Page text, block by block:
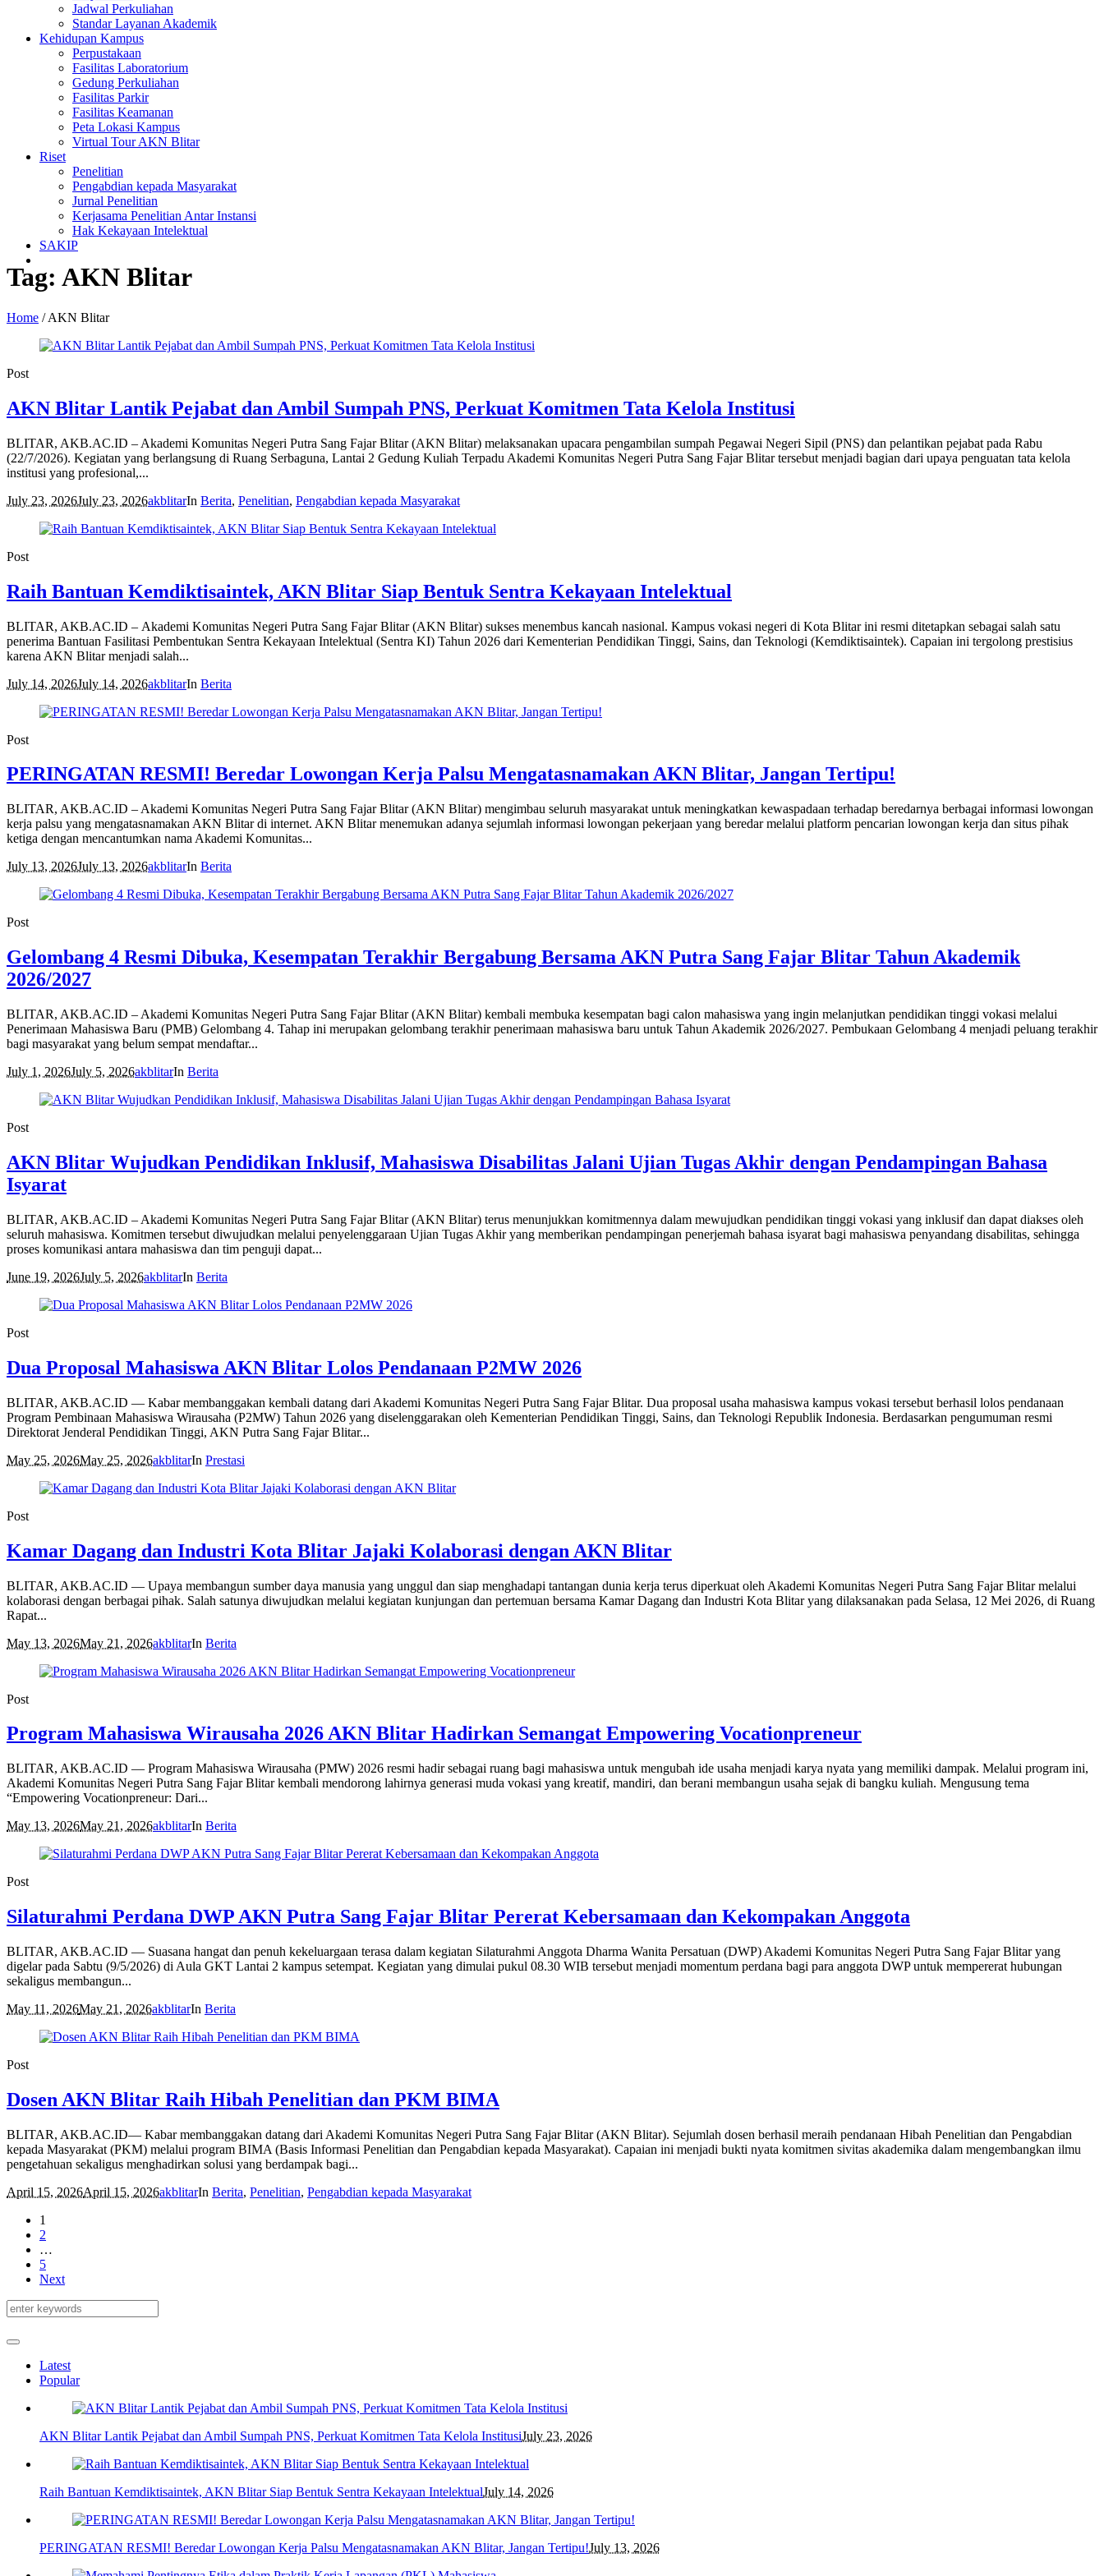
Jadwal Perkuliahan
Standar Layanan Akademik
Kehidupan Kampus
Perpustakaan
Fasilitas Laboratorium
Gedung Perkuliahan
Fasilitas Parkir
Fasilitas Keamanan
Peta Lokasi Kampus
Virtual Tour AKN Blitar
Riset
Penelitian
Pengabdian kepada Masyarakat
Jurnal Penelitian
Kerjasama Penelitian Antar Instansi
Hak Kekayaan Intelektual
SAKIP
Tag: AKN Blitar
Home /AKN Blitar
Post
AKN Blitar Lantik Pejabat dan Ambil Sumpah PNS, Perkuat Komitmen Tata Kelola Institusi
BLITAR, AKB.AC.ID – Akademi Komunitas Negeri Putra Sang Fajar Blitar (AKN Blitar) melaksanakan upacara pengambilan sumpah Pegawai Negeri Sipil (PNS) dan pelantikan pejabat pada Rabu
(22/7/2026). Kegiatan yang berlangsung di Ruang Serbaguna, Lantai 2 Gedung Kuliah Terpadu Akademi Komunitas Negeri Putra Sang Fajar Blitar tersebut menjadi bagian dari upaya penguatan tata kelola
institusi yang profesional,...
July 23, 2026July 23, 2026akblitarIn Berita, Penelitian, Pengabdian kepada Masyarakat
Post
Raih Bantuan Kemdiktisaintek, AKN Blitar Siap Bentuk Sentra Kekayaan Intelektual
BLITAR, AKB.AC.ID – Akademi Komunitas Negeri Putra Sang Fajar Blitar (AKN Blitar) sukses menembus kancah nasional. Kampus vokasi negeri di Kota Blitar ini resmi ditetapkan sebagai salah satu
penerima Bantuan Fasilitasi Pembentukan Sentra Kekayaan Intelektual (Sentra KI) Tahun 2026 dari Kementerian Pendidikan Tinggi, Sains, dan Teknologi (Kemdiktisaintek). Capaian ini tergolong prestisius
karena AKN Blitar menjadi salah...
July 14, 2026July 14, 2026akblitarIn Berita
Post
PERINGATAN RESMI! Beredar Lowongan Kerja Palsu Mengatasnamakan AKN Blitar, Jangan Tertipu!
BLITAR, AKB.AC.ID – Akademi Komunitas Negeri Putra Sang Fajar Blitar (AKN Blitar) mengimbau seluruh masyarakat untuk meningkatkan kewaspadaan terhadap beredarnya berbagai informasi lowongan
kerja palsu yang mengatasnamakan AKN Blitar di internet. AKN Blitar menemukan adanya sejumlah informasi lowongan pekerjaan yang beredar melalui platform pencarian lowongan kerja dan situs pihak
ketiga dengan mencantumkan nama Akademi Komunitas...
July 13, 2026July 13, 2026akblitarIn Berita
Post
Gelombang 4 Resmi Dibuka, Kesempatan Terakhir Bergabung Bersama AKN Putra Sang Fajar Blitar Tahun Akademik
2026/2027
BLITAR, AKB.AC.ID – Akademi Komunitas Negeri Putra Sang Fajar Blitar (AKN Blitar) kembali membuka kesempatan bagi calon mahasiswa yang ingin melanjutkan pendidikan tinggi vokasi melalui
Penerimaan Mahasiswa Baru (PMB) Gelombang 4. Tahap ini merupakan gelombang terakhir penerimaan mahasiswa baru untuk Tahun Akademik 2026/2027. Pembukaan Gelombang 4 menjadi peluang terakhir
bagi masyarakat yang belum sempat mendaftar...
July 1, 2026July 5, 2026akblitarIn Berita
Post
AKN Blitar Wujudkan Pendidikan Inklusif, Mahasiswa Disabilitas Jalani Ujian Tugas Akhir dengan Pendampingan Bahasa
Isyarat
BLITAR, AKB.AC.ID – Akademi Komunitas Negeri Putra Sang Fajar Blitar (AKN Blitar) terus menunjukkan komitmennya dalam mewujudkan pendidikan tinggi vokasi yang inklusif dan dapat diakses oleh
seluruh mahasiswa. Komitmen tersebut diwujudkan melalui penyelenggaraan Ujian Tugas Akhir yang memberikan pendampingan penerjemah bahasa isyarat bagi mahasiswa penyandang disabilitas, sehingga
proses komunikasi antara mahasiswa dan tim penguji dapat...
June 19, 2026July 5, 2026akblitarIn Berita
Post
Dua Proposal Mahasiswa AKN Blitar Lolos Pendanaan P2MW 2026
BLITAR, AKB.AC.ID — Kabar membanggakan kembali datang dari Akademi Komunitas Negeri Putra Sang Fajar Blitar. Dua proposal usaha mahasiswa kampus vokasi tersebut berhasil lolos pendanaan
Program Pembinaan Mahasiswa Wirausaha (P2MW) Tahun 2026 yang diselenggarakan oleh Kementerian Pendidikan Tinggi, Sains, dan Teknologi Republik Indonesia. Berdasarkan pengumuman resmi
Direktorat Jenderal Pendidikan Tinggi, AKN Putra Sang Fajar Blitar...
May 25, 2026May 25, 2026akblitarIn Prestasi
Post
Kamar Dagang dan Industri Kota Blitar Jajaki Kolaborasi dengan AKN Blitar
BLITAR, AKB.AC.ID — Upaya membangun sumber daya manusia yang unggul dan siap menghadapi tantangan dunia kerja terus diperkuat oleh Akademi Komunitas Negeri Putra Sang Fajar Blitar melalui
kolaborasi dengan berbagai pihak. Salah satunya diwujudkan melalui kegiatan kunjungan dan pertemuan bersama Kamar Dagang dan Industri Kota Blitar yang dilaksanakan pada Selasa, 12 Mei 2026, di Ruang
Rapat...
May 13, 2026May 21, 2026akblitarIn Berita
Post
Program Mahasiswa Wirausaha 2026 AKN Blitar Hadirkan Semangat Empowering Vocationpreneur
BLITAR, AKB.AC.ID — Program Mahasiswa Wirausaha (PMW) 2026 resmi hadir sebagai ruang bagi mahasiswa untuk mengubah ide usaha menjadi karya nyata yang memiliki dampak. Melalui program ini,
Akademi Komunitas Negeri Putra Sang Fajar Blitar kembali mendorong lahirnya generasi muda vokasi yang kreatif, mandiri, dan berani membangun usaha sejak di bangku kuliah. Mengusung tema
“Empowering Vocationpreneur: Dari...
May 13, 2026May 21, 2026akblitarIn Berita
Post
Silaturahmi Perdana DWP AKN Putra Sang Fajar Blitar Pererat Kebersamaan dan Kekompakan Anggota
BLITAR, AKB.AC.ID — Suasana hangat dan penuh kekeluargaan terasa dalam kegiatan Silaturahmi Anggota Dharma Wanita Persatuan (DWP) Akademi Komunitas Negeri Putra Sang Fajar Blitar yang
digelar pada Sabtu (9/5/2026) di Aula GKT Lantai 2 kampus setempat. Kegiatan yang dimulai pukul 08.30 WIB tersebut menjadi momentum perdana bagi para anggota DWP untuk mempererat hubungan
sekaligus membangun...
May 11, 2026May 21, 2026akblitarIn Berita
Post
Dosen AKN Blitar Raih Hibah Penelitian dan PKM BIMA
BLITAR, AKB.AC.ID— Kabar membanggakan datang dari Akademi Komunitas Negeri Putra Sang Fajar Blitar (AKN Blitar). Sejumlah dosen berhasil meraih pendanaan Hibah Penelitian dan Pengabdian
kepada Masyarakat (PKM) melalui program BIMA (Basis Informasi Penelitian dan Pengabdian kepada Masyarakat). Capaian ini menjadi bukti nyata komitmen sivitas akademika dalam mengembangkan ilmu
pengetahuan sekaligus menghadirkan solusi yang berdampak bagi...
April 15, 2026April 15, 2026akblitarIn Berita, Penelitian, Pengabdian kepada Masyarakat
1
2
…
5
Next
Latest
Popular
AKN Blitar Lantik Pejabat dan Ambil Sumpah PNS, Perkuat Komitmen Tata Kelola InstitusiJuly 23, 2026
Raih Bantuan Kemdiktisaintek, AKN Blitar Siap Bentuk Sentra Kekayaan IntelektualJuly 14, 2026
PERINGATAN RESMI! Beredar Lowongan Kerja Palsu Mengatasnamakan AKN Blitar, Jangan Tertipu!July 13, 2026